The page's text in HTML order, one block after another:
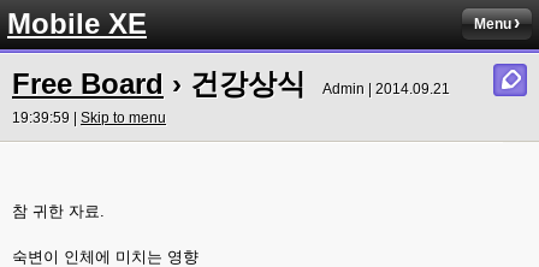
Mobile XE Menu
Free Board › 건강상식
Admin | 2014.09.21
19:39:59 | Skip to menu
참 귀한 자료.
숙변이 인체에 미치는 영향